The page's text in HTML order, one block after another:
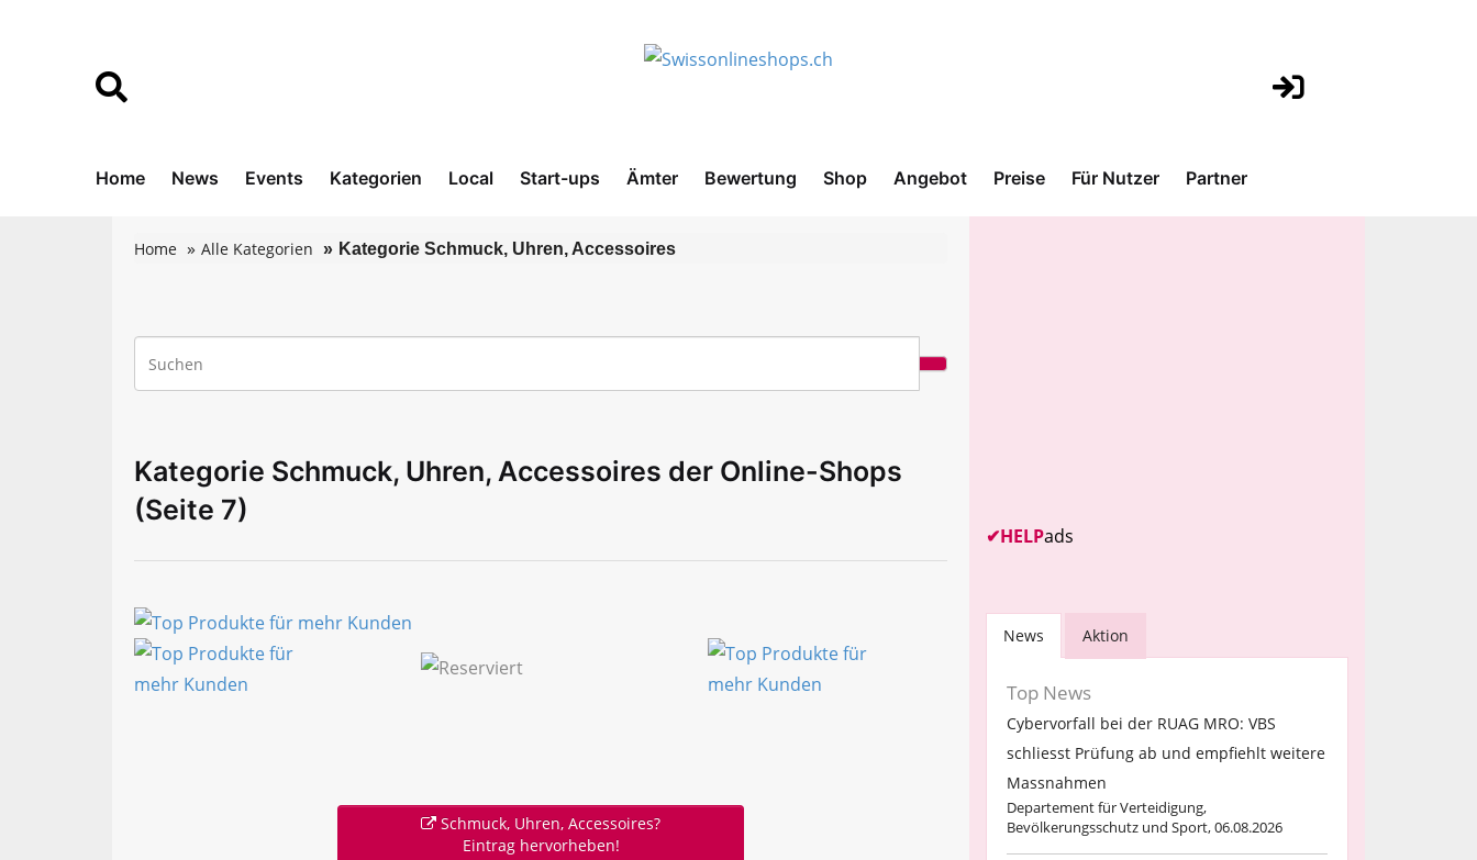
Home News Events Kategorien Local Start-ups Ämter Bewertung Shop Angebot Preise Für Nutzer Partner
Home Alle Kategorien Kategorie Schmuck, Uhren, Accessoires
Kategorie Schmuck, Uhren, Accessoires der Online-Shops
(Seite 7)
Schmuck, Uhren, Accessoires?
Eintrag hervorheben!
✔HELPads
News Aktion
Top News
Cybervorfall bei der RUAG MRO: VBS
schliesst Prüfung ab und empfiehlt weitere
Massnahmen
Departement für Verteidigung,
Bevölkerungsschutz und Sport, 06.08.2026